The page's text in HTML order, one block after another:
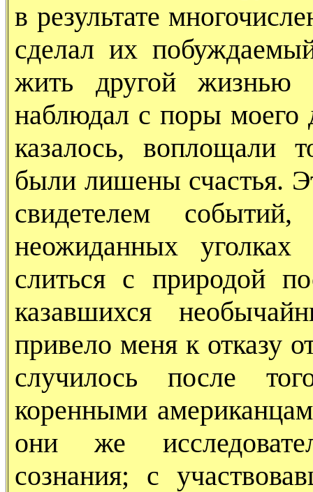
в результате
сделал их
жить другой
наблюдал с поры моего
казалось, воплощали
были лишены счастья.
свидетелем
неожиданных
слиться с природой
казавшихся
привело меня к отказу
случилось после
коренными
они же
сознания; с